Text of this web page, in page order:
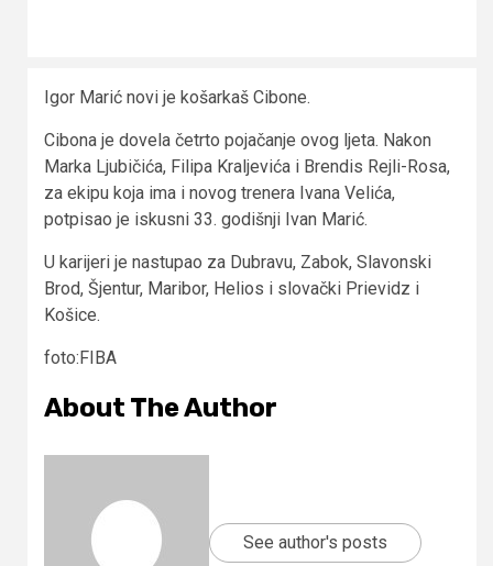
Igor Marić novi je košarkaš Cibone.
Cibona je dovela četrto pojačanje ovog ljeta. Nakon
Marka Ljubičića, Filipa Kraljevića i Brendis Rejli-Rosa,
za ekipu koja ima i novog trenera Ivana Velića,
potpisao je iskusni 33. godišnji Ivan Marić.
U karijeri je nastupao za Dubravu, Zabok, Slavonski
Brod, Šjentur, Maribor, Helios i slovački Prievidz i
Košice.
foto:FIBA
About The Author
See author's posts